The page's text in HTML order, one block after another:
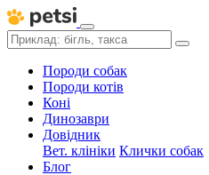
Породи собак
Породи котів
Коні
Динозаври
Довідник
Вет. клініки Клички собак
Блог